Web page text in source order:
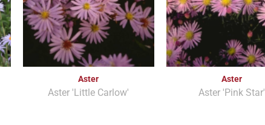
Aster
Aster 'Little Carlow'
Aster
Aster 'Pink Star'